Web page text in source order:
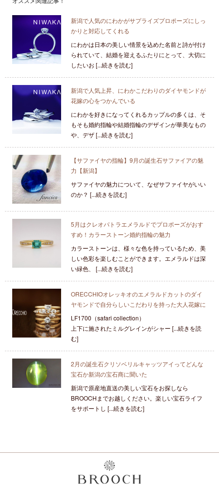
新潟で人気のにわかがサプライズプロポーズにしっ
かりと対応してくれる
にわかは日本の美しい情景を込めた名前と詩が付け
られていて、結婚を迎えるふたりにとって、大切に
したいお [...続きを読む]
新潟で人気上昇、にわかこだわりのダイヤモンドが
花嫁の心をつかんでいる
にわかを好きになってくれるカップルの多くは、そ
もそも婚約指輪や結婚指輪のデザインが華美なもの
や、デザ [...続きを読む]
【サファイヤの指輪】9月の誕生石サファイアの魅
力【新潟】
サファイヤの魅力について、なぜサファイヤがいい
のか？ [...続きを読む]
5月はクレオパトラエメラルドでプロポーズがおす
すめ！カラーストーン婚約指輪の魅力
カラーストーンは、様々な色を持っているため、美
しい色彩を楽しむことができます。エメラルドは深
い緑色、 [...続きを読む]
ORECCHIOオレッキオのエメラルドカットのダイ
ヤモンドで自分らしいこだわりを持った大人花嫁に
LF1700（safari collection）
上下に施されたミルグレインがシャー [...続きを読
む]
2月の誕生石クリソベリルキャッツアイってどんな
宝石か新潟の宝石商に聞いた
新潟で原産地直送の美しい宝石をお探しなら
BROOCHまでお越しください。楽しい宝石ライフ
をサポートし [...続きを読む]